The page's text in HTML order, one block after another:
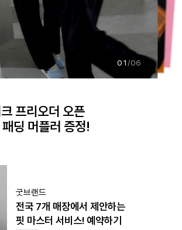
01 /06
프리오더 오픈
딩 머플러 증정!
굿브랜드
전국 7개 매장에서 제안하는
핏 마스터 서비스! 예약하기